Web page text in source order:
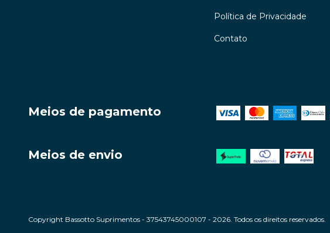
Política de Privacidade
Contato
Meios de pagamento
Meios de envio
Copyright Bassotto Suprimentos - 37543745000107 - 2026. Todos os direitos reservados.